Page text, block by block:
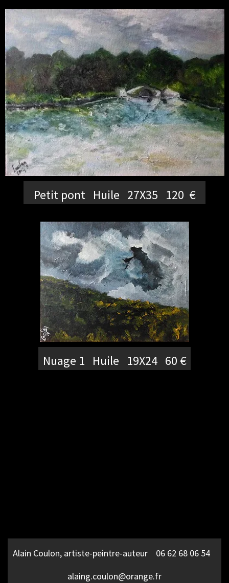
Petit pont Huile 27X35 120 €
Nuage 1 Huile 19X24 60 €
Alain Coulon, artiste-peintre-auteur 06 62 68 06 54
alaing.coulon@orange.fr